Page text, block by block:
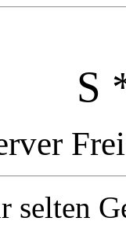
S
selten